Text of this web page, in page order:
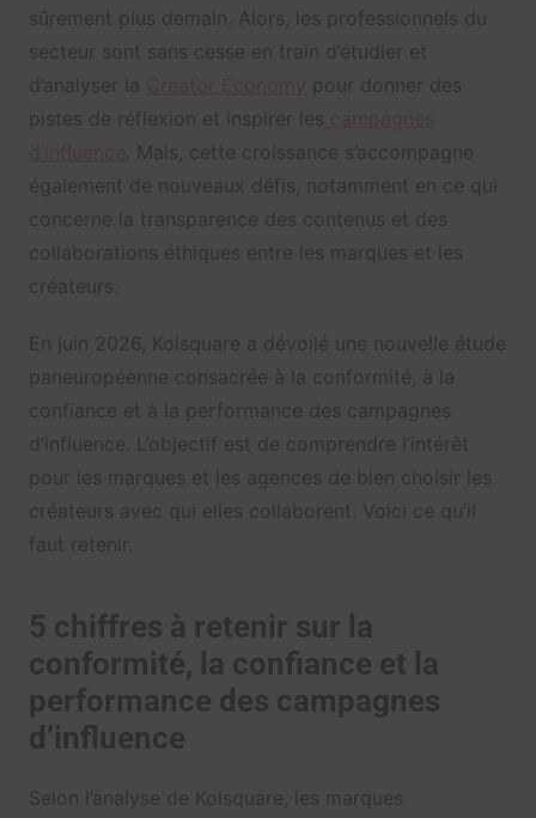
sûrement plus demain. Alors, les professionnels du
secteur sont sans cesse en train d’étudier et
d’analyser la
pour donner des
pistes de réflexion et inspirer les
. Mais, cette croissance s’accompagne
également de nouveaux défis, notamment en ce qui
concerne la transparence des contenus et des
collaborations éthiques entre les marques et les
créateurs.
En juin 2026, Kolsquare a dévoilé une nouvelle étude
paneuropéenne consacrée à la conformité, à la
confiance et à la performance des campagnes
d’influence. L’objectif est de comprendre l’intérêt
pour les marques et les agences de bien choisir les
créateurs avec qui elles collaborent. Voici ce qu’il
faut retenir.
5 chiffres à retenir sur la
conformité, la confiance et la
performance des campagnes
d’influence
Selon l’analyse de Kolsquare, les marques